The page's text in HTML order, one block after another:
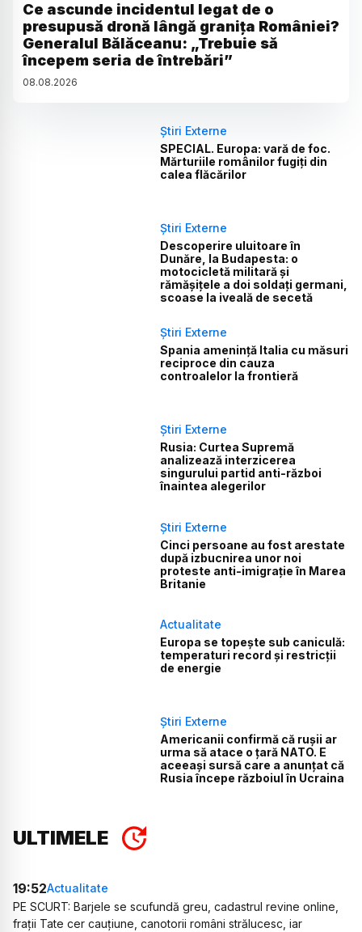
Ce ascunde incidentul legat de o
presupusă dronă lângă granița României?
Generalul Bălăceanu: „Trebuie să
începem seria de întrebări”
08.08.2026
Știri Externe
SPECIAL. Europa: vară de foc.
Mărturiile românilor fugiți din
calea flăcărilor
Știri Externe
Descoperire uluitoare în
Dunăre, la Budapesta: o
motocicletă militară și
rămășițele a doi soldați germani,
scoase la iveală de secetă
Știri Externe
Spania amenință Italia cu măsuri
reciproce din cauza
controalelor la frontieră
Știri Externe
Rusia: Curtea Supremă
analizează interzicerea
singurului partid anti-război
înaintea alegerilor
Știri Externe
Cinci persoane au fost arestate
după izbucnirea unor noi
proteste anti-imigrație în Marea
Britanie
Actualitate
Europa se topește sub caniculă:
temperaturi record și restricții
de energie
Știri Externe
Americanii confirmă că rușii ar
urma să atace o țară NATO. E
aceeași sursă care a anunțat că
Rusia începe războiul în Ucraina
ULTIMELE
19:52Actualitate
PE SCURT: Barjele se scufundă greu, cadastrul revine online,
frații Tate cer cauțiune, canotorii români strălucesc, iar